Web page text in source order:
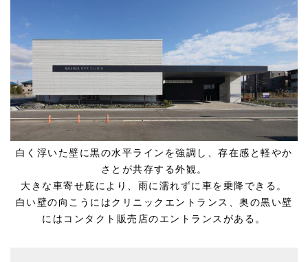
白く浮いた壁に黒の水平ラインを強調し、存在感と軽やか
さとが共存する外観。
大きな車寄せ庇により、雨に濡れずに車を乗降できる。
白い壁の向こうにはクリニックエントランス、奥の黒い壁
にはコンタクト販売店のエントランスがある。